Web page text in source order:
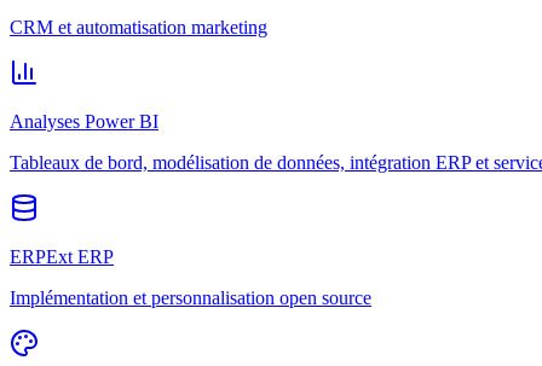
CRM et automatisation marketing
Analyses Power BI
Tableaux de bord, modélisation de données, intégration ERP et
ERPExt ERP
Implémentation et personnalisation open source